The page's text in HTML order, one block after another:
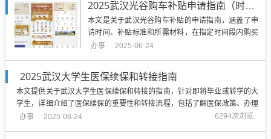
请条件等，湖北省居民可关注相关官方渠道，及时了
解最新政策动态。...
2025武汉光谷购车补贴申请指南（时间+补贴标准+材料）
本文是关于武汉光谷购车补贴的申请指南，涵盖了申
请时间、补贴标准和所需材料，在指定时间段内购买
车辆的消费者可申请补贴，补贴标准根据车型和购买
意申请购车补贴的消费者提供了重要信息和指导。...
办事 2025-06-24
2025武汉大学生医保续保和转接指南
本文提供关于武汉大学生医保续保和转接的指南，针对即将毕业或转学的大
学生，详细介绍了医保续保的重要性和转接流程，包括了解医保政策、办理
续保手续、医保关系转接等关键步骤，本文旨在帮助大学生顺利过渡医保关
办事 2025-06-24 6294次浏览